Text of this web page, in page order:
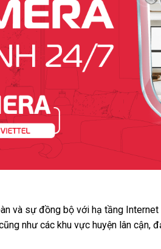
và sự đồng bộ với hạ tầng
như các khu vực huyện lân cận,